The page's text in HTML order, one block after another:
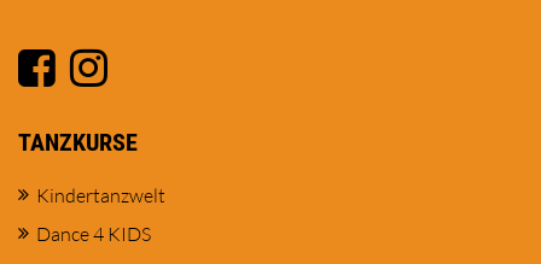
TANZKURSE
Kindertanzwelt
Dance 4 KIDS